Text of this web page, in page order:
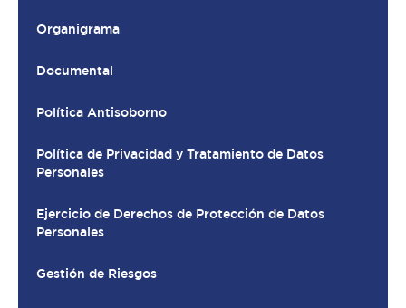
Organigrama
Documental
Política Antisoborno
Política de Privacidad y Tratamiento de Datos
Personales
Ejercicio de Derechos de Protección de Datos
Personales
Gestión de Riesgos